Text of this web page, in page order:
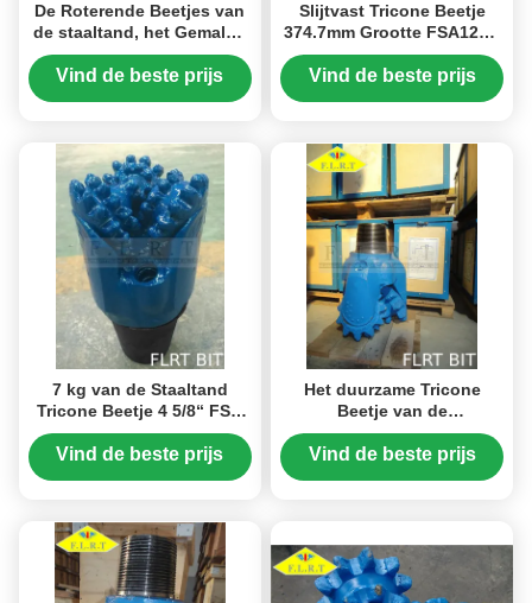
De Roterende Beetjes van
de staaltand, het Gemalen
Beetje van de Tandboor 14
3/4“ FSA127G met
Vind de beste prijs
Slijtvast Tricone Beetje
374.7mm Grootte FSA124G
van de Staaltand voor
Verticaal die goed boren
Vind de beste prijs
7 kg van de Staaltand
Tricone Beetje 4 5/8“ FSA
216 voor Diepe Sectie die
goed boren
Vind de beste prijs
Het duurzame Tricone
Beetje van de
Staaltand/Gemalen
Tandbeetje 13 5/8“
Vind de beste prijs